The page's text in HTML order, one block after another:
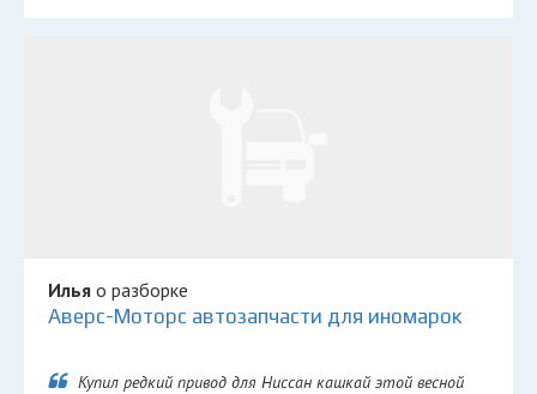
Илья о разборке
Аверс-Моторс автозапчасти для иномарок
Купил редкий привод для Ниссан кашкай этой весной